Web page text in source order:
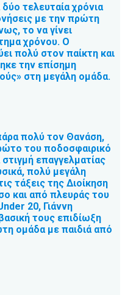
τελευταία χρόνια
με την πρώτη
το να γίνει
χρόνου. Ο
πολύ στον παίκτη και
την επίσημη
στη μεγάλη ομάδα.
πολύ τον Θανάση,
του ποδοσφαιρικό
επαγγελματίας
πολύ μεγάλη
τάξεις της Διοίκηση
και από πλευράς του
20, Γιάννη
τους επιδίωξη
ομάδα με παιδιά από